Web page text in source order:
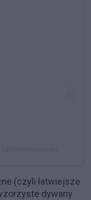
(czyli łatwiejsze
dywany